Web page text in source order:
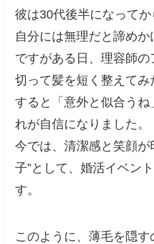
彼は30代後半になってか
自分には無理だと諦めか
ですがある日、理容師
切って髪を短く整えてみ
すると「意外と似合う
れが自信になりました。
今では、清潔感と笑顔が
子”として、婚活イベン
す。
このように、薄毛を隠